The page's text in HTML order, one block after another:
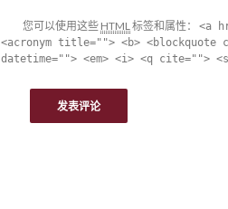
您可以使用这些 HTML标签和属性： <a
<acronym title=""> <b> <blockquote
datetime=""> <em> <i> <q cite="">